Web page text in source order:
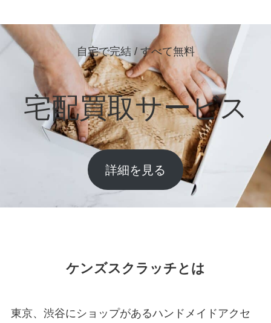
自宅で完結 / すべて無料
宅配買取サービス
詳細を見る
ケンズスクラッチとは
東京、渋谷にショップがあるハンドメイドアクセ